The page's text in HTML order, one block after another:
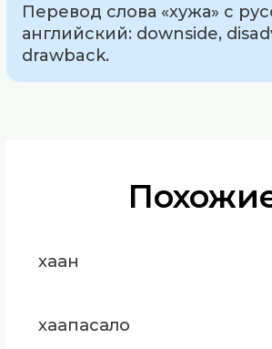
Перевод слова «хужа» с
английский: downside,
drawback.
хаан
хаапасало